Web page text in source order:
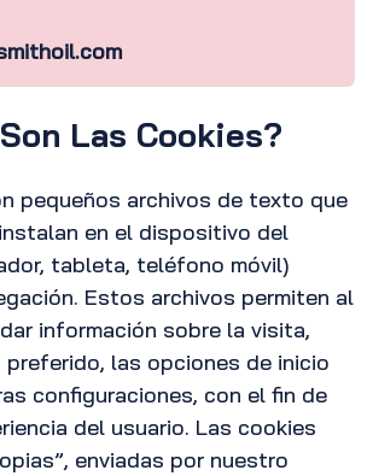
Las Cookies?
pequeños archivos de texto que
en el dispositivo del
tableta, teléfono móvil)
Estos archivos permiten al
información sobre la visita,
preferido, las opciones de inicio
configuraciones, con el fin de
del usuario. Las cookies
enviadas por nuestro